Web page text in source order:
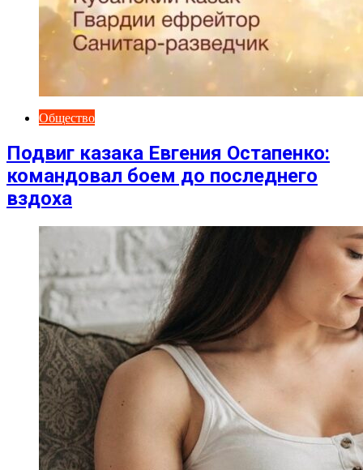
Общество
Подвиг казака Евгения Остапенко:
командовал боем до последнего
вздоха